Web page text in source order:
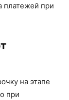
платежей при
на этапе
при